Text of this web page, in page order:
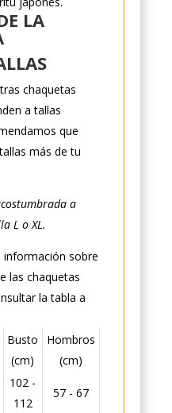
LA
chaquetas
a tallas
que
más de tu
a
L o XL.
información sobre
las chaquetas
la tabla a
Busto
(cm)
Hombros
(cm)
102 -
112
57 - 67